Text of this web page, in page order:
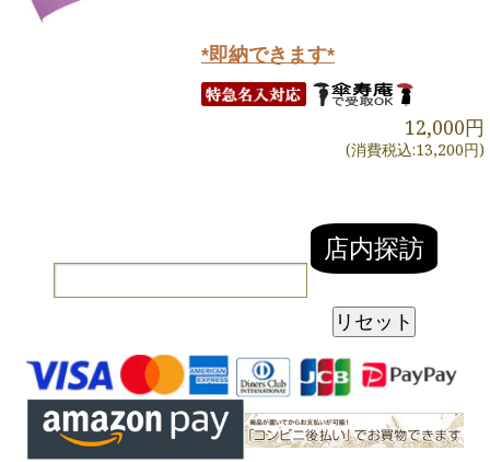
*即納できます*
12,000円
(消費税込:13,200円)